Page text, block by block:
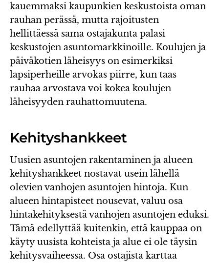
kauemmaksi kaupunkien keskustoista oman
rauhan perässä, mutta rajoitusten
hellittäessä sama ostajakunta palasi
keskustojen asuntomarkkinoille. Koulujen ja
päiväkotien läheisyys on esimerkiksi
lapsiperheille arvokas piirre, kun taas
rauhaa arvostava voi kokea koulujen
läheisyyden rauhattomuutena.
Kehityshankkeet
Uusien asuntojen rakentaminen ja alueen
kehityshankkeet nostavat usein lähellä
olevien vanhojen asuntojen hintoja. Kun
alueen hintapisteet nousevat, valuu osa
hintakehityksestä vanhojen asuntojen eduksi.
Tämä edellyttää kuitenkin, että kauppaa on
käyty uusista kohteista ja alue ei ole täysin
kehitysvaiheessa. Osa ostajista karttaa